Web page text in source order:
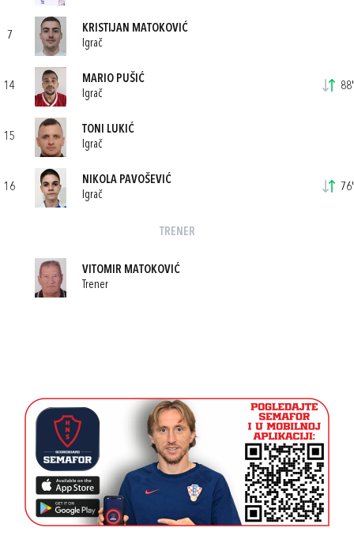
7
KRISTIJAN MATOKOVIĆ
Igrač
14
MARIO PUŠIĆ
Igrač
88'
15
TONI LUKIĆ
Igrač
16
NIKOLA PAVOŠEVIĆ
Igrač
76'
TRENER
VITOMIR MATOKOVIĆ
Trener